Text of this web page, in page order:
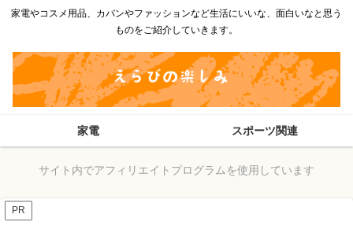
家電やコスメ用品、カバンやファッションなど生活にいいな、面白いなと思う
ものをご紹介していきます。
家電 スポーツ関連
サイト内でアフィリエイトプログラムを使用しています
PR